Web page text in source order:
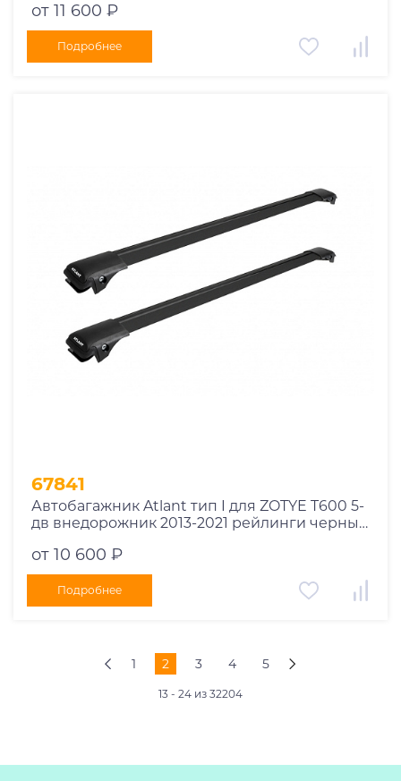
от 11 600 ₽
Подробнее
67841
Автобагажник Atlant тип I для ZOTYE T600 5-
дв внедорожник 2013-2021 рейлинги черные
от 10 600 ₽
Подробнее
1 2 3 4 5
13 - 24 из 32204